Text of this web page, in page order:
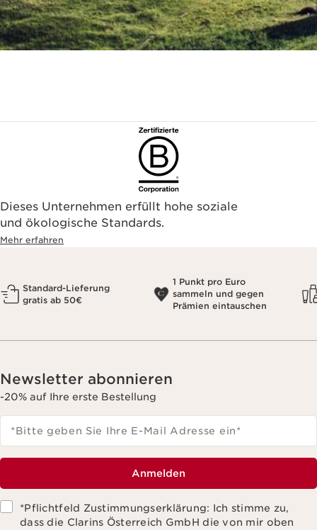
Dieses Unternehmen erfüllt hohe soziale
und ökologische Standards.
Mehr erfahren
Standard-Lieferung
gratis ab 50€
1 Punkt pro Euro
sammeln und gegen
Prämien eintauschen
Newsletter abonnieren
-20% auf Ihre erste Bestellung
*Bitte geben Sie Ihre E-Mail Adresse ein*
Anmelden
*Pflichtfeld Zustimmungserklärung: Ich stimme zu,
dass die Clarins Österreich GmbH die von mir oben